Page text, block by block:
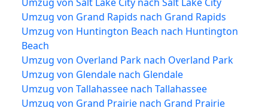
Umzug von Grand Rapids nach Grand Rapids
Umzug von Huntington Beach nach Huntington
Beach
Umzug von Overland Park nach Overland Park
Umzug von Glendale nach Glendale
Umzug von Tallahassee nach Tallahassee
Umzug von Grand Prairie nach Grand Prairie